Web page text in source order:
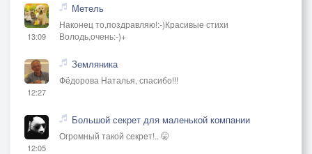
13:09
Метель
Наконец то,поздравляю!:-)Красивые стихи
Володь,очень:-)+
12:27
Земляника
Фёдорова Наталья, спасибо!!!
12:05
Большой секрет для маленькой компании
Огромный такой секрет!.. 🤫